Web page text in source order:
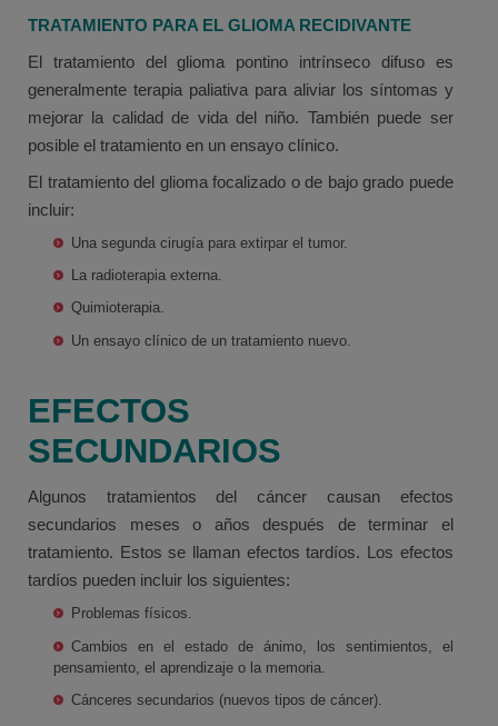
TRATAMIENTO PARA EL GLIOMA RECIDIVANTE
El tratamiento del glioma pontino intrínseco difuso es
generalmente terapia paliativa para aliviar los síntomas y
mejorar la calidad de vida del niño. También puede ser
posible el tratamiento en un ensayo clínico.
El tratamiento del glioma focalizado o de bajo grado puede
incluir:
Una segunda cirugía para extirpar el tumor.
La radioterapia externa.
Quimioterapia.
Un ensayo clínico de un tratamiento nuevo.
EFECTOS
SECUNDARIOS
Algunos tratamientos del cáncer causan efectos
secundarios meses o años después de terminar el
tratamiento. Estos se llaman efectos tardíos. Los efectos
tardíos pueden incluir los siguientes:
Problemas físicos.
Cambios en el estado de ánimo, los sentimientos, el
pensamiento, el aprendizaje o la memoria.
Cánceres secundarios (nuevos tipos de cáncer).